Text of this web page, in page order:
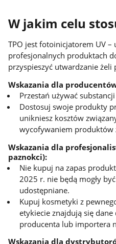
W jakim celu
TPO jest fotoinicjatorem UV –
profesjonalnych produktach
przyspieszyć utwardzanie
Wskazania dla
Przestań używać
Dostosuj swoje produkty
unikniesz kosztów
wycofywaniem produktów
Wskazania dla
paznokci):
Nie kupuj na zapas
2025 r. nie będą mogły
udostępniane.
Kupuj kosmetyki z
etykiecie znajdują się
producenta lub importera
Wskazania dla